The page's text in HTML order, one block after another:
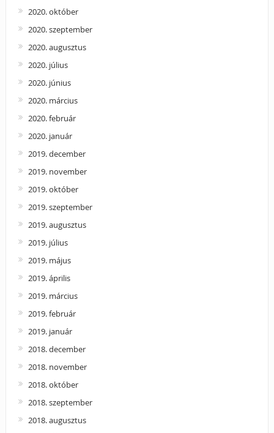
2020. október
2020. szeptember
2020. augusztus
2020. július
2020. június
2020. március
2020. február
2020. január
2019. december
2019. november
2019. október
2019. szeptember
2019. augusztus
2019. július
2019. május
2019. április
2019. március
2019. február
2019. január
2018. december
2018. november
2018. október
2018. szeptember
2018. augusztus